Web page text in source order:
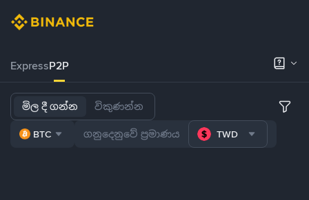
ExpressP2P
මිල දී ගන්න විකුණන්න
BTC TWD